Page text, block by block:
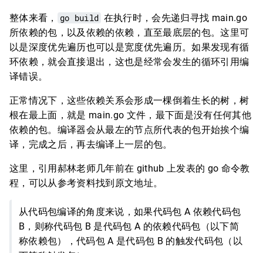
整体来看， go build 在执行时，会先递归寻找 main.go
所依赖的包，以及依赖的依赖，直至最底层的包。这里可
以是深度优先遍历也可以是宽度优先遍历。如果发现有循
环依赖，就会直接退出，这也是经常会发生的循环引用编
译错误。
正常情况下，这些依赖关系会形成一棵倒着生长的树，树
根在最上面，就是 main.go 文件，最下面是没有任何其他
依赖的包。编译器会从最左的节点所代表的包开始挨个编
译，完成之后，再去编译上一层的包。
这里，引用郝林老师几年前在 github 上发表的 go 命令教
程，可以从参考资料找到原文地址。
从代码包编译的角度来说，如果代码包 A 依赖代码包
B，则称代码包 B 是代码包 A 的依赖代码包（以下简
称依赖包），代码包 A 是代码包 B 的触发代码包（以